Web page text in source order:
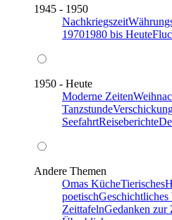
1945 - 1950
Nachkriegszeit
19701980 bis Heute
1950 - Heute
Moderne Zeiten
Tanzstunde
SeefahrtReiseberichte
Andere Themen
Omas KücheTierisches
poetischGeschichtliches
ZeittafelnGedanken zur